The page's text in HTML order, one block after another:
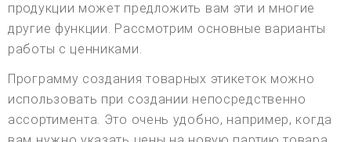
продукции может предложить вам эти и многие
другие функции. Рассмотрим основные варианты
работы с ценниками.
Программу создания товарных этикеток можно
использовать при создании непосредственно
ассортимента. Это очень удобно, например, когда